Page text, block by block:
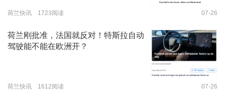
荷兰快讯 1723阅读 07-26
荷兰刚批准，法国就反对！特斯拉自动
驾驶能不能在欧洲开？
荷兰快讯 1612阅读 07-26